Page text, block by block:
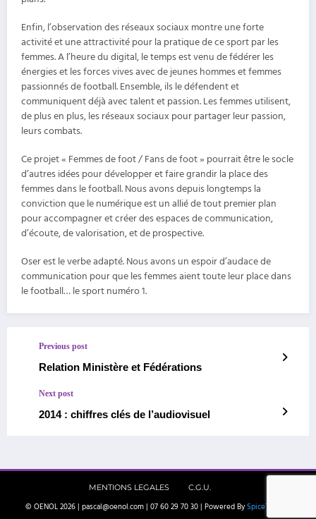
Enfin, l’observation des réseaux sociaux montre une forte
activité et une attractivité pour la pratique de ce sport par les
femmes. A l’heure du digital, le temps est venu de fédérer les
énergies et les forces vives avec de jeunes hommes et femmes
passionnés de football. Ensemble, ils le défendent et
communiquent déjà avec talent et passion. Les femmes utilisent,
de plus en plus, les réseaux sociaux pour partager leur passion,
leurs combats.
Ce projet « Femmes de foot / Fans de foot » pourrait être le socle
d’autres idées pour développer et faire grandir la place des
femmes dans le football. Nous avons depuis longtemps la
conviction que le numérique est un allié de tout premier plan
pour accompagner et créer des espaces de communication,
d’écoute, de valorisation, et de prospective.
Oser est le verbe adapté. Nous avons un espoir d’audace de
communication pour que les femmes aient toute leur place dans
le football… le sport numéro 1.
Previous post
Relation Ministère et Fédérations
Next post
2014 : chiffres clés de l’audiovisuel
MENTIONS LEGALES C.G.U.
© OENOL 2026 | pascal@oenol.com | 07 60 29 70 30 | Powered By SpiceThemes